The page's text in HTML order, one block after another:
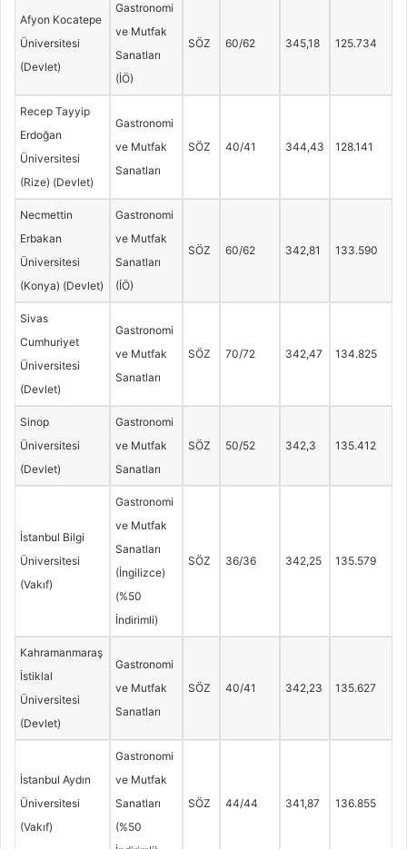
Afyon Kocatepe
Üniversitesi
(Devlet)
Gastronomi
ve Mutfak
Sanatları
(İÖ)
SÖZ 60/62 345,18 125.734
Recep Tayyip
Erdoğan
Üniversitesi
(Rize) (Devlet)
Gastronomi
ve Mutfak
Sanatları
SÖZ 40/41 344,43 128.141
Necmettin
Erbakan
Üniversitesi
(Konya) (Devlet)
Gastronomi
ve Mutfak
Sanatları
(İÖ)
SÖZ 60/62 342,81 133.590
Sivas
Cumhuriyet
Üniversitesi
(Devlet)
Gastronomi
ve Mutfak
Sanatları
SÖZ 70/72 342,47 134.825
Sinop
Üniversitesi
(Devlet)
Gastronomi
ve Mutfak
Sanatları
SÖZ 50/52 342,3 135.412
İstanbul Bilgi
Üniversitesi
(Vakıf)
Gastronomi
ve Mutfak
Sanatları
(İngilizce)
(%50
İndirimli)
SÖZ 36/36 342,25 135.579
Kahramanmaraş
İstiklal
Üniversitesi
(Devlet)
Gastronomi
ve Mutfak
Sanatları
SÖZ 40/41 342,23 135.627
İstanbul Aydın
Üniversitesi
(Vakıf)
Gastronomi
ve Mutfak
Sanatları
(%50
SÖZ 44/44 341,87 136.855